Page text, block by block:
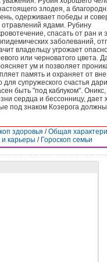
злодея, а
одерживает победы и
ядами. Рубину
спасать от ран и
заболеваний,
владельцу угрожает
или черноватого цвета.
ум и позволяет
память и охраняет от
супружеского счастья
быть "под каблуком". Оникс,
сердца и бессонницу, дает
под знаком Козерога должны
здоровья /Общая
и карьеры / Гороскоп семьи